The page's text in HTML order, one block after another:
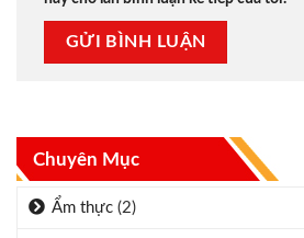
Chuyên Mục
Ẩm thực (2)